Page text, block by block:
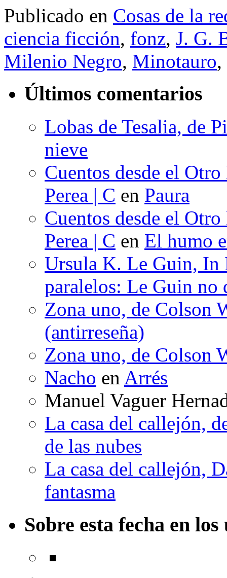
Publicado en Cosas de la
ciencia ficción, fonz, J. G.
Milenio Negro, Minotauro,
Últimos comentarios
Lobas de Tesalia, de
nieve
Cuentos desde el
Perea | C en Paura
Cuentos desde el
Perea | C en El humo
Ursula K. Le Guin, In
paralelos: Le Guin no
Zona uno, de Colson
(antirreseña)
Zona uno, de Colson
Nacho en Arrés
Manuel Vaguer
La casa del callejón,
de las nubes
La casa del callejón,
fantasma
Sobre esta fecha en